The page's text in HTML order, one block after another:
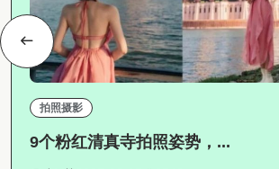
拍照摄影
9个粉红清真寺拍照姿势，...